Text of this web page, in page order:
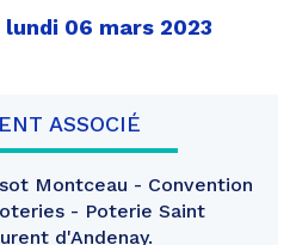
06 mars 2023
ASSOCIÉ
Montceau - Convention
- Poterie Saint
d'Andenay.